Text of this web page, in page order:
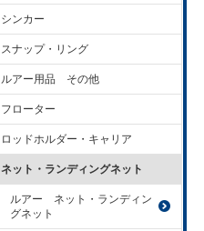
シンカー
スナップ・リング
ルアー用品 その他
フローター
ロッドホルダー・キャリア
ネット・ランディングネット
ルアー ネット・ランディン
グネット